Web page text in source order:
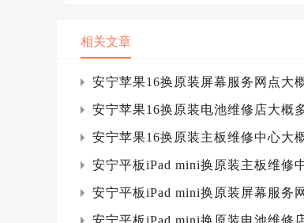
相关文章
安宁苹果16换原装屏幕服务网点大
安宁苹果16换原装电池维修店大概
安宁苹果16换原装主板维修中心大
安宁平板iPad mini换原装主板维修
安宁平板iPad mini换原装屏幕服务
安宁平板iPad mini换原装电池维修